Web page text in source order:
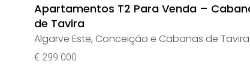
Apartamentos T2 Para Venda –
de Tavira
Algarve Este, Conceição e Cabanas de Tavira
€ 299.000